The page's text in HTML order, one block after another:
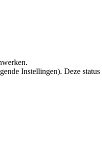
Instellingen). Deze